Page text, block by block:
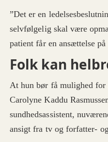
”Det er en
selvfølgelig skal være
patient får en ansættelse på
Folk kan
At hun bør få mulighed for
Carolyne Kaddu
sundhedsassistent,
ansigt fra tv og forfatter-